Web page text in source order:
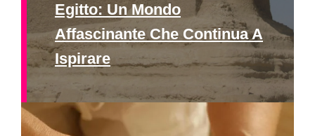
Egitto: Un Mondo
Affascinante Che Continua A
Ispirare